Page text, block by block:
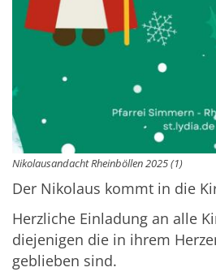
Nikolausandacht Rheinböllen 2025 (1)
Der Nikolaus kommt in die
Herzliche Einladung an alle
diejenigen die in ihrem
geblieben sind.